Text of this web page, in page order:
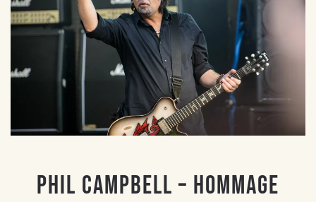
Phil Campbell – Hommage